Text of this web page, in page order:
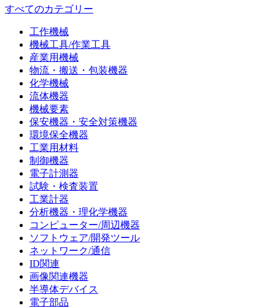
すべてのカテゴリー
工作機械
機械工具/作業工具
産業用機械
物流・搬送・包装機器
化学機械
流体機器
機械要素
保安機器・安全対策機器
環境保全機器
工業用材料
制御機器
電子計測器
試験・検査装置
工業計器
分析機器・理化学機器
コンピューター/周辺機器
ソフトウェア/開発ツール
ネットワーク/通信
ID関連
画像関連機器
半導体デバイス
電子部品